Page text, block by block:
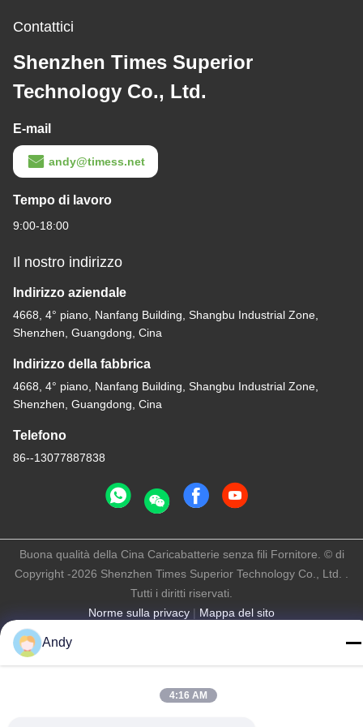
Contattici
Shenzhen Times Superior
Technology Co., Ltd.
E-mail
andy@timess.net
Tempo di lavoro
9:00-18:00
Il nostro indirizzo
Indirizzo aziendale
4668, 4° piano, Nanfang Building, Shangbu Industrial Zone,
Shenzhen, Guangdong, Cina
Indirizzo della fabbrica
4668, 4° piano, Nanfang Building, Shangbu Industrial Zone,
Shenzhen, Guangdong, Cina
Telefono
86--13077887838
Norme sulla privacy | Mappa del sito
Buona qualità della Cina Caricabatterie senza fili Fornitore. © di
Copyright -2026 Shenzhen Times Superior Technology Co., Ltd. .
Tutti i diritti riservati.
Andy
4:16 AM